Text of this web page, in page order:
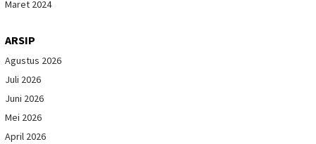
Maret 2024
ARSIP
Agustus 2026
Juli 2026
Juni 2026
Mei 2026
April 2026